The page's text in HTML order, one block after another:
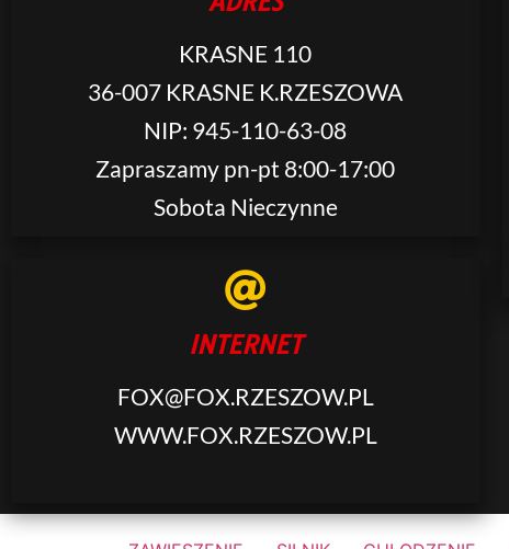
KRASNE 110
36-007 KRASNE K.RZESZOWA
NIP: 945-110-63-08
Zapraszamy pn-pt 8:00-17:00
Sobota Nieczynne
INTERNET
FOX@FOX.RZESZOW.PL
WWW.FOX.RZESZOW.PL